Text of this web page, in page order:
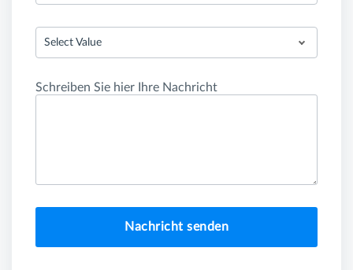
Select Value
Schreiben Sie hier Ihre Nachricht
Nachricht senden